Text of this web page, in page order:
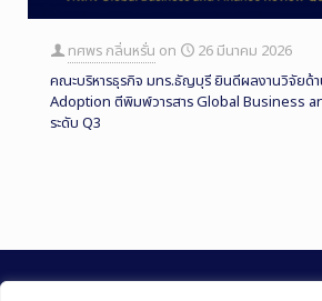
ทศพร กลิ่นหรั่น on
26 มีนาคม 2026
คณะบริหารธุรกิจ มทร.ธัญบุรี ยินดีผลงานวิจัยด้
Adoption ตีพิมพ์วารสาร Global Business
ระดับ Q3